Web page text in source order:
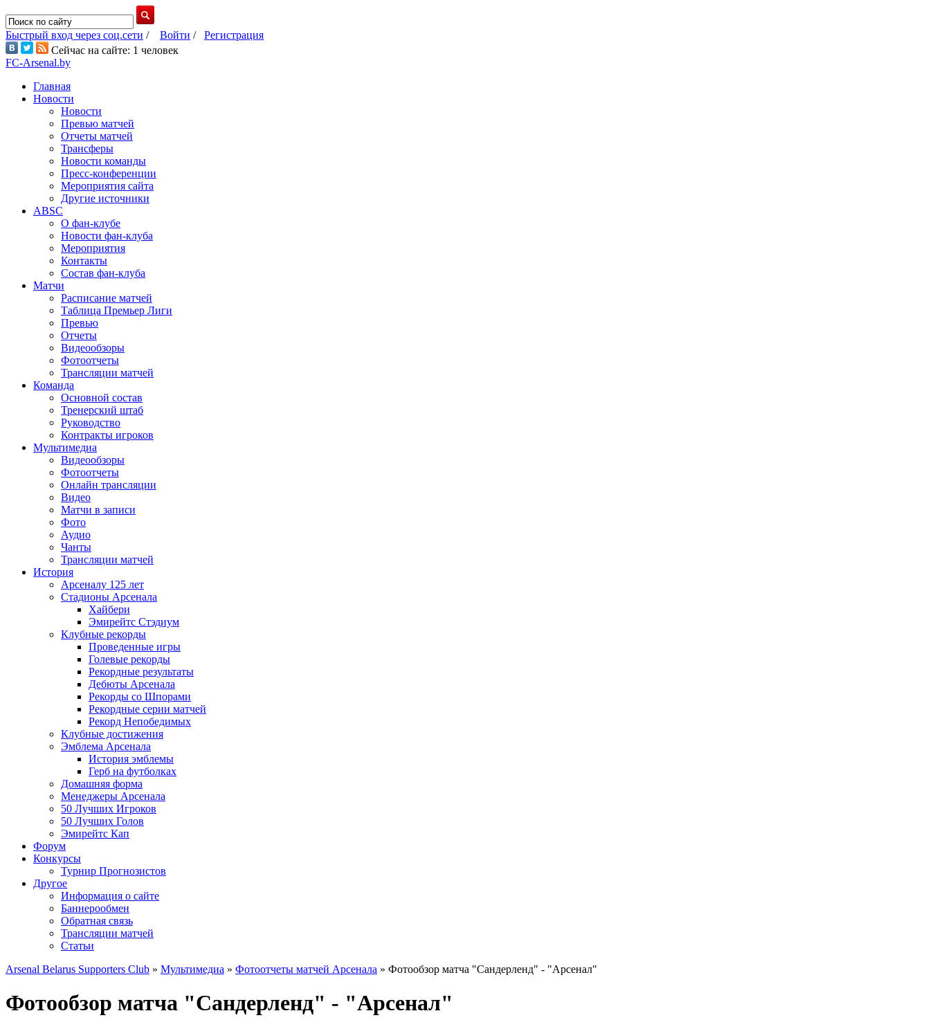
Быстрый вход через соц.сети / Войти / Регистрация
Сейчас на сайте: 1 человек
FC-Arsenal.by
Главная
Новости
Новости
Превью матчей
Отчеты матчей
Трансферы
Новости команды
Пресс-конференции
Мероприятия сайта
Другие источники
ABSC
О фан-клубе
Новости фан-клуба
Мероприятия
Контакты
Состав фан-клуба
Матчи
Расписание матчей
Таблица Премьер Лиги
Превью
Отчеты
Видеообзоры
Фотоотчеты
Трансляции матчей
Команда
Основной состав
Тренерский штаб
Руководство
Контракты игроков
Мультимедиа
Видеообзоры
Фотоотчеты
Онлайн трансляции
Видео
Матчи в записи
Фото
Аудио
Чанты
Трансляции матчей
История
Арсеналу 125 лет
Стадионы Арсенала
Хайбери
Эмирейтс Стэдиум
Клубные рекорды
Проведенные игры
Голевые рекорды
Рекордные результаты
Дебюты Арсенала
Рекорды со Шпорами
Рекордные серии матчей
Рекорд Непобедимых
Клубные достижения
Эмблема Арсенала
История эмблемы
Герб на футболках
Домашняя форма
Менеджеры Арсенала
50 Лучших Игроков
50 Лучших Голов
Эмирейтс Кап
Форум
Конкурсы
Турнир Прогнозистов
Другое
Информация о сайте
Баннерообмен
Обратная связь
Трансляции матчей
Статьи
Arsenal Belarus Supporters Club » Мультимедиа » Фотоотчеты матчей Арсенала » Фотообзор матча "Сандерленд" - "Арсенал"
Фотообзор матча "Сандерленд" - "Арсенал"